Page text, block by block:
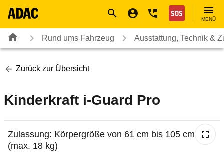
Nothilfe
MENÜ
Rund ums Fahrzeug Ausstattung, Technik &
Zurück zur Übersicht
Kinderkraft i-Guard Pro
Zulassung: Körpergröße von 61 cm bis 105 cm
(max. 18 kg)